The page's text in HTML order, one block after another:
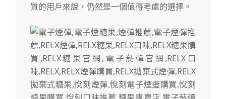
質的用戶來說，仍然是一個值得考慮的選擇。